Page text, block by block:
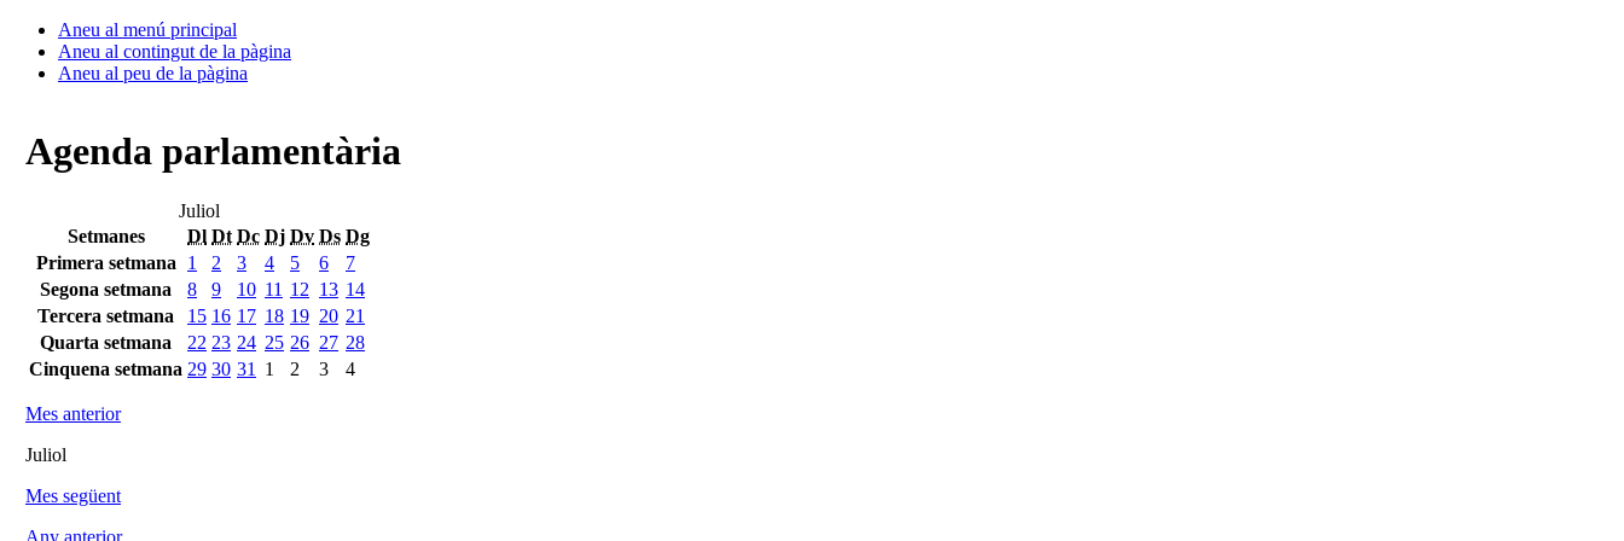
Aneu al menú principal
Aneu al contingut de la pàgina
Aneu al peu de la pàgina
Agenda parlamentària
Juliol
Setmanes
Dl Dt Dc Dj Dv Ds Dg
Primera setmana
1 2 3 4 5 6
7
Segona setmana
8 9 10 11 12 13 14
Tercera setmana
15 16 17 18 19 20 21
Quarta setmana
22 23 24 25 26 27 28
Cinquena setmana 29 30 31 1 2 3 4
Mes anterior
Juliol
Mes següent
Any anterior